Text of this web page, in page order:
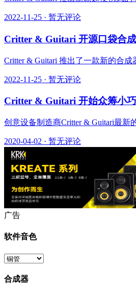
2022-11-25 · 暂无评论
Critter & Guitari 开源口袋合
Critter & Guitari 推出了一款新的合成
2022-11-25 · 暂无评论
Critter & Guitari 开始众筹小
创意设备制造商Critter & Guitari最
2020-04-02 · 暂无评论
广告
软件音色
合成器